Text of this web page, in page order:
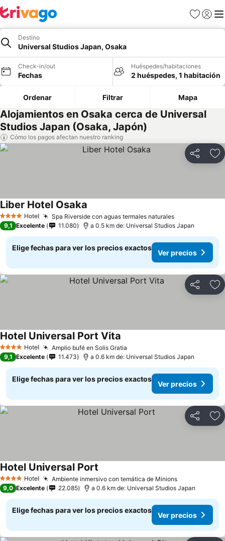
Favoritos
Iniciar
Destino
Universal Studios Japan, Osaka
Check-in/out
Fechas
Huéspedes/habitaciones
2 huéspedes, 1 habitación
Ordenar Filtrar Mapa
Alojamientos en Osaka cerca de Universal
Studios Japan (Osaka, Japón)
Cómo los pagos afectan nuestro ranking
Compartir
4 EstrellasHotel Spa Riverside con aguas termales naturalesVer precios
Liber Hotel Osaka
9,1 Excelente 11.080 a 0.5 km de: Universal Studios Japan
Elige fechas para ver los precios exactos
Ver precios
Compartir
4 EstrellasHotel Amplio bufé en Solis Gratia
Hotel Universal Port Vita
9,1 Excelente 11.473 a 0.6 km de: Universal Studios Japan
Elige fechas para ver los precios exactos
Ver precios
Compartir
4 EstrellasHotel Ambiente inmersivo con temática de MinionsVer precios
Hotel Universal Port
9,0 Excelente 22.085 a 0.6 km de: Universal Studios Japan
Elige fechas para ver los precios exactos
Ver precios